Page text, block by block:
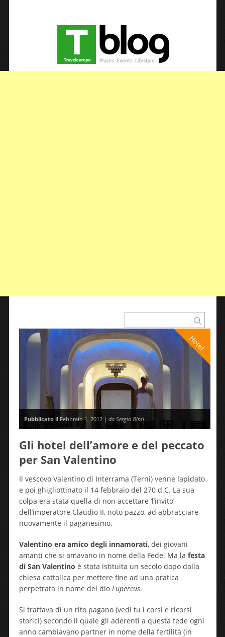
Hotel
Pubblicato ilFebbraio 1, 2012 | da Sergio Bissi
Gli hotel dell’amore e del peccato
per San Valentino
Il vescovo Valentino di Interrama (Terni) venne lapidato
e poi ghigliottinato il 14 febbraio del 270 d.C. La sua
colpa era stata quella di non accettare ‘l’invito’
dell’imperatore Claudio II, noto pazzo, ad abbracciare
nuovamente il paganesimo.
Valentino era amico degli innamorati, dei giovani
amanti che si amavano in nome della Fede. Ma la festa
di San Valentino è stata istituita un secolo dopo dalla
chiesa cattolica per mettere fine ad una pratica
perpetrata in nome del dio Lupercus.
Si trattava di un rito pagano (vedi tu i corsi e ricorsi
storici) secondo il quale gli aderenti a questa fede ogni
anno cambiavano partner in nome della fertilità (in